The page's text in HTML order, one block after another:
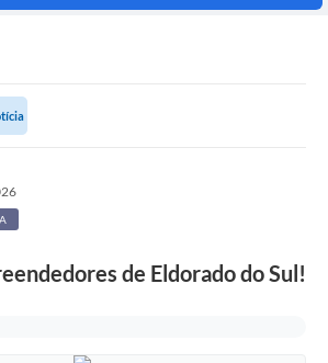
de Eldorado do Sul!